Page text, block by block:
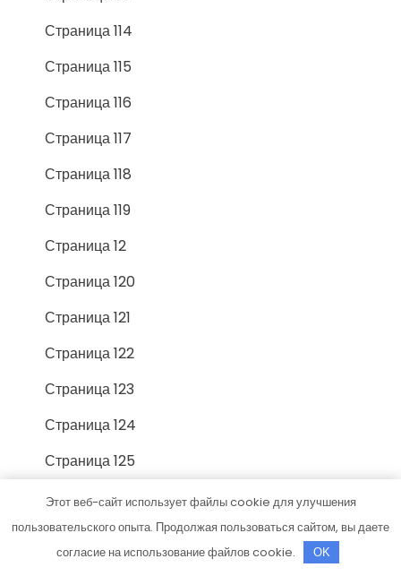
Страница 114
Страница 115
Страница 116
Страница 117
Страница 118
Страница 119
Страница 12
Страница 120
Страница 121
Страница 122
Страница 123
Страница 124
Страница 125
Страница 126
Страница 127
Этот веб-сайт использует файлы cookie для улучшения
пользовательского опыта. Продолжая пользоваться сайтом, вы даете
согласие на использование файлов cookie.
OK